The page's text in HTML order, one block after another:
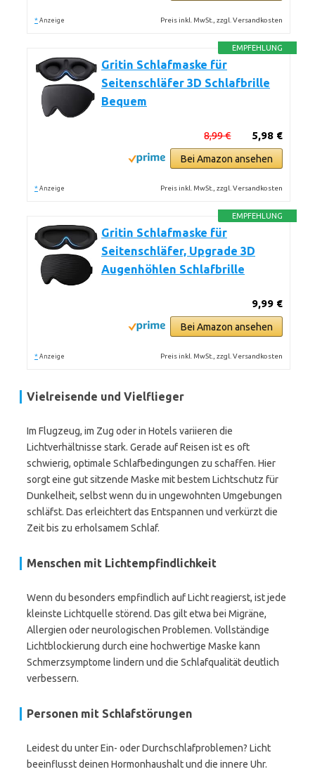
* Anzeige Preis inkl. MwSt., zzgl. Versandkosten
EMPFEHLUNG
Gritin Schlafmaske für
Seitenschläfer 3D Schlafbrille
Bequem
5,98 €
8,99 €
Bei Amazon ansehen
* Anzeige Preis inkl. MwSt., zzgl. Versandkosten
EMPFEHLUNG
Gritin Schlafmaske für
Seitenschläfer, Upgrade 3D
Augenhöhlen Schlafbrille
9,99 €
Bei Amazon ansehen
* Anzeige Preis inkl. MwSt., zzgl. Versandkosten
Vielreisende und Vielflieger
Im Flugzeug, im Zug oder in Hotels variieren die
Lichtverhältnisse stark. Gerade auf Reisen ist es oft
schwierig, optimale Schlafbedingungen zu schaffen. Hier
sorgt eine gut sitzende Maske mit bestem Lichtschutz für
Dunkelheit, selbst wenn du in ungewohnten Umgebungen
schläfst. Das erleichtert das Entspannen und verkürzt die
Zeit bis zu erholsamem Schlaf.
Menschen mit Lichtempfindlichkeit
Wenn du besonders empfindlich auf Licht reagierst, ist jede
kleinste Lichtquelle störend. Das gilt etwa bei Migräne,
Allergien oder neurologischen Problemen. Vollständige
Lichtblockierung durch eine hochwertige Maske kann
Schmerzsymptome lindern und die Schlafqualität deutlich
verbessern.
Personen mit Schlafstörungen
Leidest du unter Ein- oder Durchschlafproblemen? Licht
beeinflusst deinen Hormonhaushalt und die innere Uhr.